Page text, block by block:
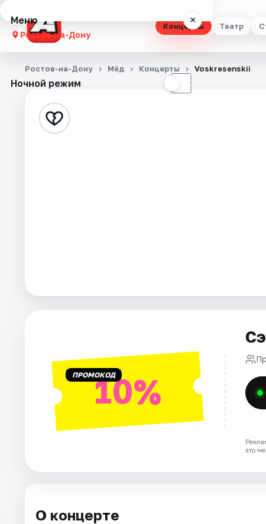
Концерты Театр
Меню ×
Ростов-на-Дону
Концерты
Стендап
Города
Рейтинги
Ночной режим ☾
Ростов-на-Дону Мёд Концерты Voskresenskii
ПРОМОКОД10%
это
О концерте